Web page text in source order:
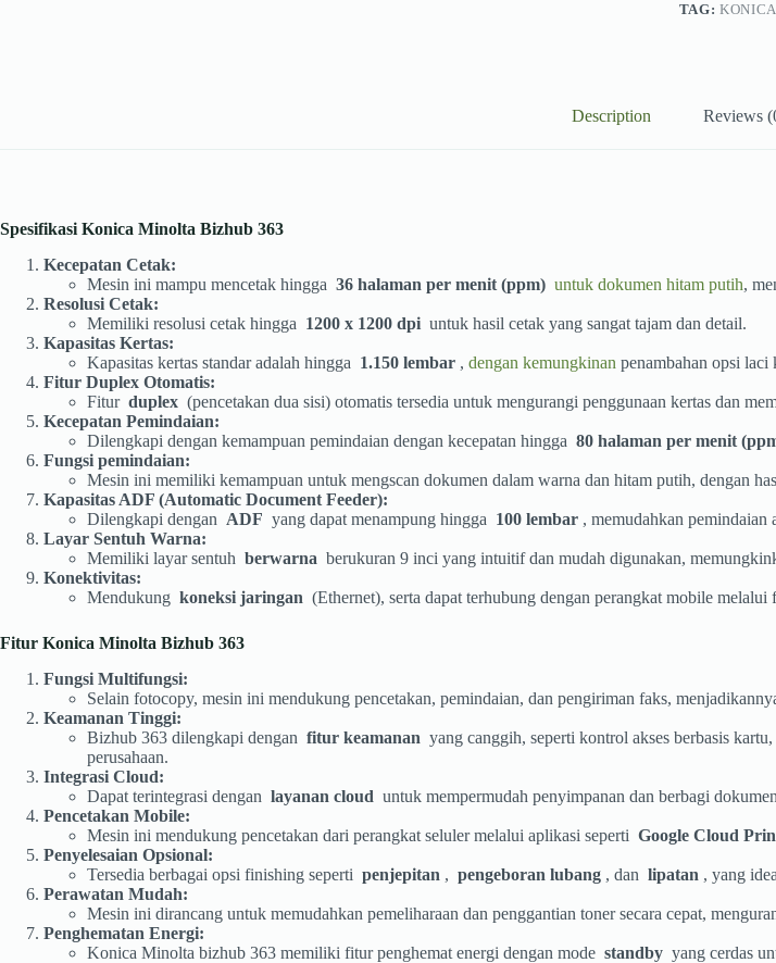
TAG:
Description Reviews
Spesifikasi Konica Minolta Bizhub 363
Kecepatan Cetak:
Mesin ini mampu mencetak hingga 36 halaman per menit (ppm) untuk dokumen hitam putih,
Resolusi Cetak:
Memiliki resolusi cetak hingga 1200 x 1200 dpi untuk hasil cetak yang sangat tajam dan detail.
Kapasitas Kertas:
Kapasitas kertas standar adalah hingga 1.150 lembar , dengan kemungkinan penambahan opsi laci
Fitur Duplex Otomatis:
Fitur duplex (pencetakan dua sisi) otomatis tersedia untuk mengurangi penggunaan kertas dan
Kecepatan Pemindaian:
Dilengkapi dengan kemampuan pemindaian dengan kecepatan hingga 80 halaman per menit
Fungsi pemindaian:
Mesin ini memiliki kemampuan untuk mengscan dokumen dalam warna dan hitam putih, dengan
Kapasitas ADF (Automatic Document Feeder):
Dilengkapi dengan ADF yang dapat menampung hingga 100 lembar , memudahkan pemindaian
Layar Sentuh Warna:
Memiliki layar sentuh berwarna berukuran 9 inci yang intuitif dan mudah digunakan,
Konektivitas:
Mendukung koneksi jaringan (Ethernet), serta dapat terhubung dengan perangkat mobile melalui
Fitur Konica Minolta Bizhub 363
Fungsi Multifungsi:
Selain fotocopy, mesin ini mendukung pencetakan, pemindaian, dan pengiriman faks,
Keamanan Tinggi:
Bizhub 363 dilengkapi dengan fitur keamanan yang canggih, seperti kontrol akses berbasis
perusahaan.
Integrasi Cloud:
Dapat terintegrasi dengan layanan cloud untuk mempermudah penyimpanan dan berbagi
Pencetakan Mobile:
Mesin ini mendukung pencetakan dari perangkat seluler melalui aplikasi seperti Google Cloud
Penyelesaian Opsional:
Tersedia berbagai opsi finishing seperti penjepitan , pengeboran lubang , dan lipatan , yang
Perawatan Mudah:
Mesin ini dirancang untuk memudahkan pemeliharaan dan penggantian toner secara cepat,
Penghematan Energi:
Konica Minolta bizhub 363 memiliki fitur penghemat energi dengan mode standby yang cerdas